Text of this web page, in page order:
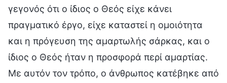
γεγονός ότι ο ίδιος ο Θεός είχε κάνει
πραγματικό έργο, είχε καταστεί η ομοιότητα
και η πρόγευση της αμαρτωλής σάρκας, και ο
ίδιος ο Θεός ήταν η προσφορά περί αμαρτίας.
Με αυτόν τον τρόπο, ο άνθρωπος κατέβηκε από